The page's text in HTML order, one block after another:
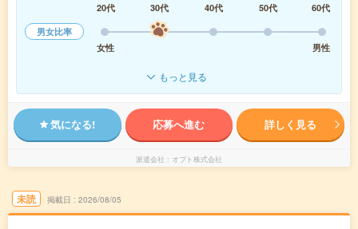
20代
30代 40代 50代
60代
男女比率
女性
男性
もっと見る
気になる! 応募へ進む 詳しく見る
派遣会社 オプト株式会社
未読 掲載日 2026/08/05